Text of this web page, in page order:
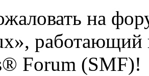
на
работающий
Forum (SMF)!